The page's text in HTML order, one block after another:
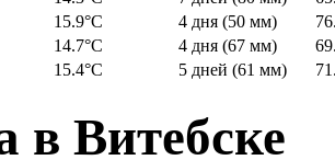
15.9°C 4 дня (50 мм)
14.7°C 4 дня (67 мм)
15.4°C 5 дней (61 мм)
в Витебске